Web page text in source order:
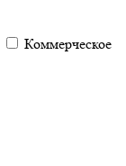
Коммерческое